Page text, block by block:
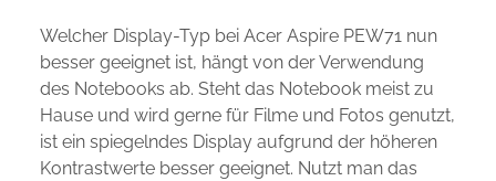
Welcher Display-Typ bei Acer Aspire PEW71 nun
besser geeignet ist, hängt von der Verwendung
des Notebooks ab. Steht das Notebook meist zu
Hause und wird gerne für Filme und Fotos genutzt,
ist ein spiegelndes Display aufgrund der höheren
Kontrastwerte besser geeignet. Nutzt man das